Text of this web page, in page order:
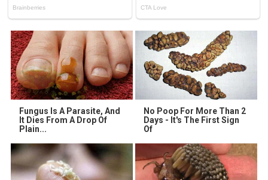
Fungus Is A Parasite, And
It Dies From A Drop Of
Plain...
No Poop For More Than 2
Days - It's The First Sign
Of